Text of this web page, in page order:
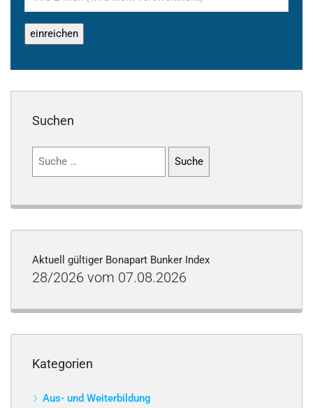
Suchen
Suchen
Aktuell gültiger Bonapart Bunker Index
28/2026 vom 07.08.2026
Kategorien
Aus- und Weiterbildung